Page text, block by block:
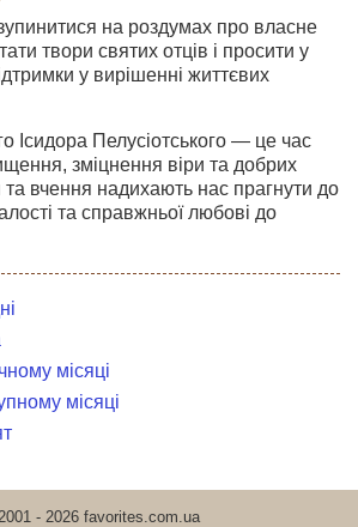
на роздумах про власне
твори святих отців і просити у
у вирішенні життєвих
Ісидора Пелусіотського — це час
зміцнення віри та добрих
вчення надихають нас прагнути до
та справжньої любові до
місяці
місяці
- 2026 favorites.com.ua